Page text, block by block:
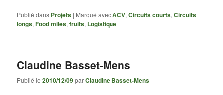
Publié dans Projets | Marqué avecACV,Circuits courts,Circuits
longs,Food miles,fruits, Logistique
Claudine Basset-Mens
Publié le2010/12/09parClaudine Basset-Mens